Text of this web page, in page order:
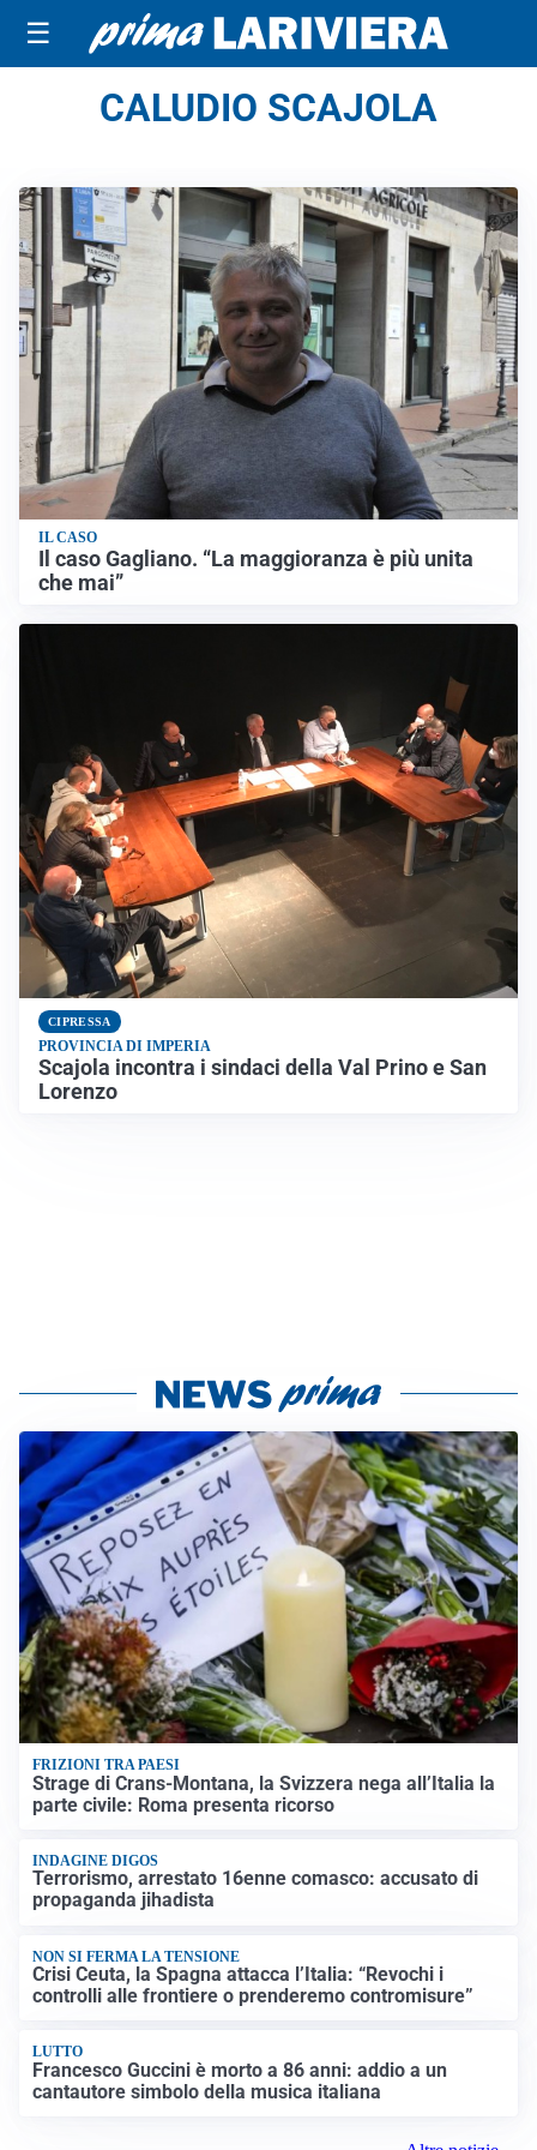
☰
CALUDIO SCAJOLA
IL CASO
Il caso Gagliano. “La maggioranza è più unita
che mai”
CIPRESSA
PROVINCIA DI IMPERIA
Scajola incontra i sindaci della Val Prino e San
Lorenzo
FRIZIONI TRA PAESI
Strage di Crans-Montana, la Svizzera nega all’Italia la
parte civile: Roma presenta ricorso
INDAGINE DIGOS
Terrorismo, arrestato 16enne comasco: accusato di
propaganda jihadista
NON SI FERMA LA TENSIONE
Crisi Ceuta, la Spagna attacca l’Italia: “Revochi i
controlli alle frontiere o prenderemo contromisure”
LUTTO
Francesco Guccini è morto a 86 anni: addio a un
cantautore simbolo della musica italiana